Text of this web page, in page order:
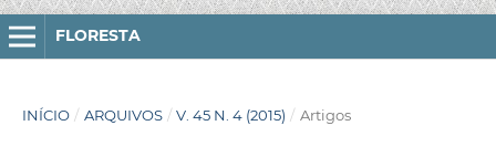
FLORESTA
INÍCIO / ARQUIVOS / V. 45 N. 4 (2015) / Artigos